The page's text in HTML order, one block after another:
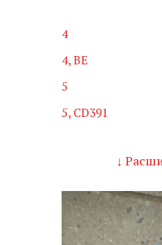
4
4, BE
5
5, CD391
↓